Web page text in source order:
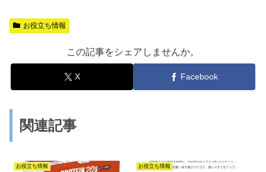
お役立ち情報
この記事をシェアしませんか。
X Facebook
関連記事
お役立ち情報 お役立ち情報